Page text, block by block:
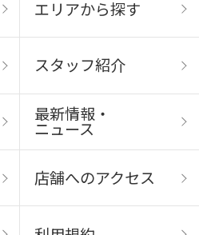
エリアから探す
スタッフ紹介
最新情報・
ニュース
店舗へのアクセス